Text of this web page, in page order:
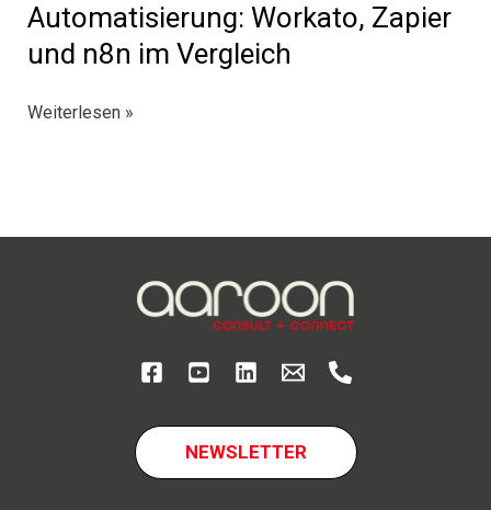
Automatisierung: Workato, Zapier
und n8n im Vergleich
Effiziente
Weiterlesen »
NEWSLETTER